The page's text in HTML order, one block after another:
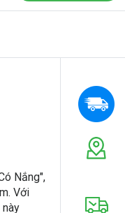
Nắng",
Với